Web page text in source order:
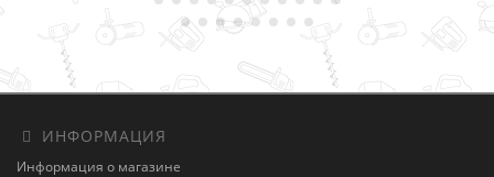
ИНФОРМАЦИЯ
Информация о магазине